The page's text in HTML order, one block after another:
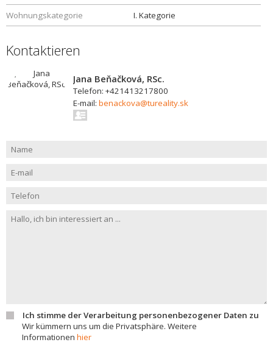
Wohnungskategorie
I. Kategorie
Kontaktieren
Jana Beňačková, RSc.
Telefon: +421413217800
E-mail: benackova@tureality.sk
Ich stimme der Verarbeitung personenbezogener Daten zu
Wir kümmern uns um die Privatsphäre. Weitere
Informationen hier